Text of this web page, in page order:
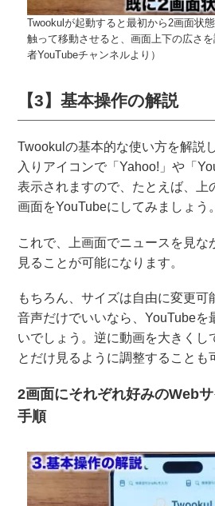
Twookulが起動すると最初から2画面状
触って移動させると、画面上下の広さ
者YouTubeチャンネルより）
【3】基本操作の解説
Twookulの基本的な使い方を解説
入りアイコンで「Yahoo!」や「
表示されますので、たとえば、上
画面をYouTubeにしてみましょう。
これで、上画面でニュースを見な
見ることが可能になります。
もちろん、サイズは自由に変更可
音声だけでいいなら、YouTubeを
いでしょう。逆に動画を大きくし
とだけ見るように調整することも
2画面にそれぞれ好みのWeb
手順